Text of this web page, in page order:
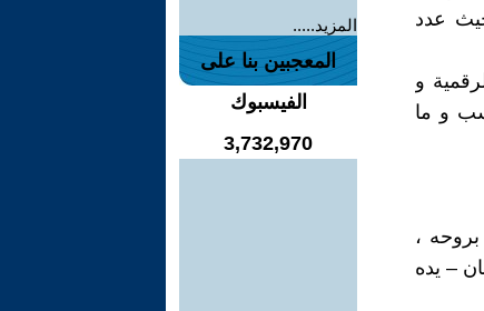
( 49 كلمة ) من حيث عدد
و
و ما
،
– يده
المزيد.....
المعجبين بنا على
الفيسبوك
3,732,970